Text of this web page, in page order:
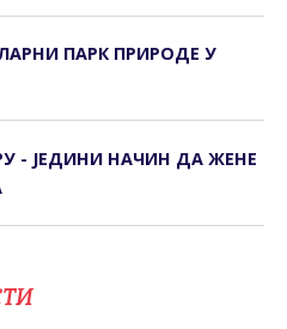
ПАРК ПРИРОДЕ У
- ЈЕДИНИ НАЧИН ДА ЖЕНЕ